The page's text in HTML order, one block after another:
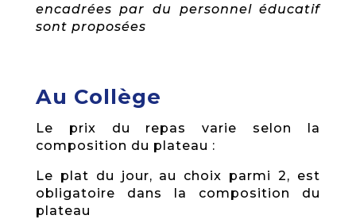
encadrées par du personnel éducatif
sont proposées
Au Collège
Le prix du repas varie selon la
composition du plateau :
Le plat du jour, au choix parmi 2, est
obligatoire dans la composition du
plateau